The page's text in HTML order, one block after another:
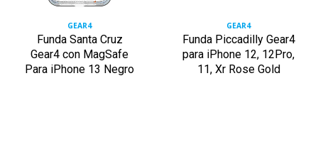
GEAR4
Funda Santa Cruz
Gear4 con MagSafe
Para iPhone 13 Negro
GEAR4
Funda Piccadilly Gear4
para iPhone 12, 12Pro,
11, Xr Rose Gold